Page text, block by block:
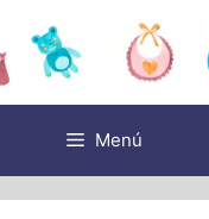
Menú